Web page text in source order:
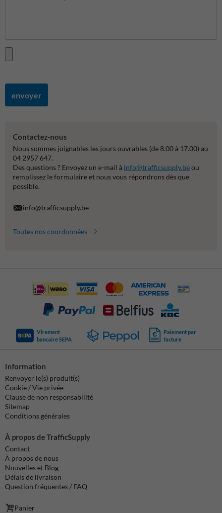
envoyer
Contactez-nous
Nous sommes joignables les jours ouvrables (de 8.00 à 17.00) au
04 2957 647.
Des questions ? Envoyez un e-mail à info@trafficsupply.beou
remplissez le formulaire et nous vous répondrons dès que
possible.
info@trafficsupply.be
Toutes nos coordonnées
Virement
bancaire SEPA
Paiement par
facture
Information
Renvoyer le(s) produit(s)
Cookie / Vie privée
Clause de non responsabilité
Sitemap
Conditions générales
À propos de TrafficSupply
Contact
À propos de nous
Nouvelles et Blog
Délais de livraison
Question fréquentes / FAQ
Panier